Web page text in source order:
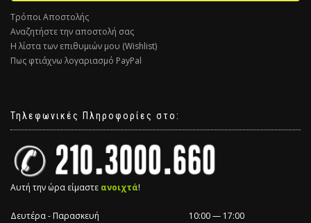
Τρόποι Αποστολής
Αναζητήστε την αποστολή σας
Η λίστα των επιθυμιών μου (Wishlist)
Πως φτιάχνω λογαριασμό PayPal
Τηλεφωνικές Πληροφορίες στο:
Αυτή την ώρα είμαστε ανοιχτά!
Δευτέρα - Παρασκευή
10:00 — 17:00